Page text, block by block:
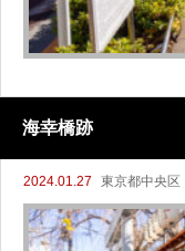
海幸橋跡
2024.01.27 東京都中央区